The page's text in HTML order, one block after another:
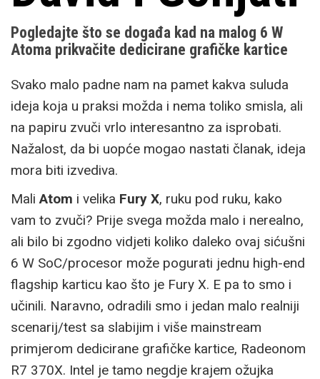
Pogledajte što se događa kad na malog 6 W
Atoma prikvačite dedicirane grafičke kartice
Svako malo padne nam na pamet kakva suluda
ideja koja u praksi možda i nema toliko smisla, ali
na papiru zvuči vrlo interesantno za isprobati.
Nažalost, da bi uopće mogao nastati članak, ideja
mora biti izvediva.
MaliAtom i velika Fury X, ruku pod ruku, kako
vam to zvuči? Prije svega možda malo i nerealno,
ali bilo bi zgodno vidjeti koliko daleko ovaj sićušni
6 W SoC/procesor može pogurati jednu high-end
flagship karticu kao što je Fury X. E pa to smo i
učinili. Naravno, odradili smo i jedan malo realniji
scenarij/test sa slabijim i više mainstream
primjerom dedicirane grafičke kartice, Radeonom
R7 370X. Intel je tamo negdje krajem ožujka